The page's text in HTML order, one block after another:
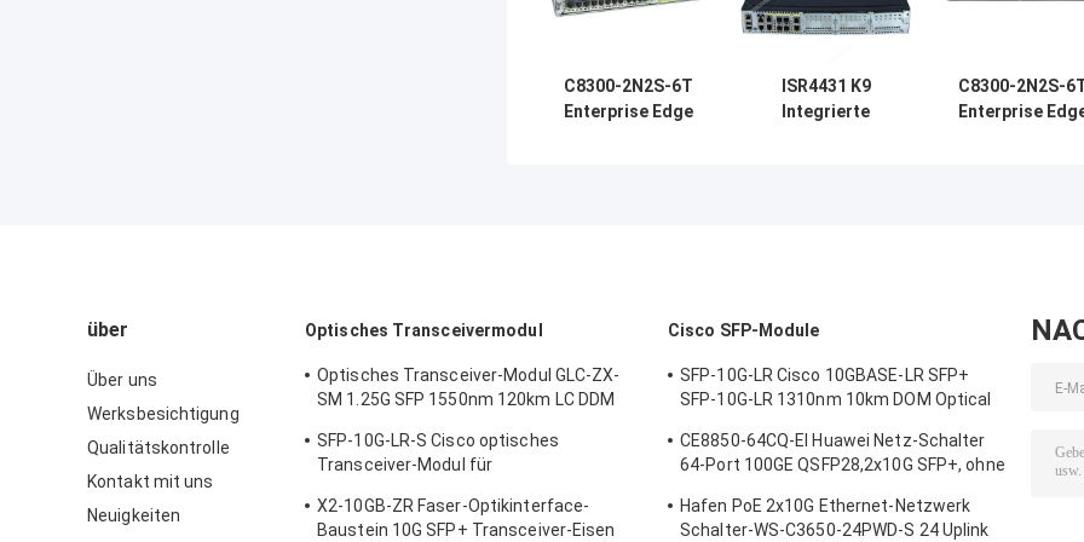
C8300-2N2S-6T
Enterprise Edge
ISR4431 K9
Integrierte
C8300-2N2S-
Enterprise
WAN bereit
über
Über uns
Werksbesichtigung
Qualitätskontrolle
Kontakt mit uns
Neuigkeiten
Optisches Transceivermodul
Optisches Transceiver-Modul GLC-ZX-
SM 1.25G SFP 1550nm 120km LC DDM
SFP-10G-LR-S Cisco optisches
Transceiver-Modul für
Verdrahtungs-Wandschrank
X2-10GB-ZR Faser-Optikinterface-
Baustein 10G SFP+ Transceiver-Eisen
Cisco SFP-Module
SFP-10G-LR Cisco 10GBASE-LR SFP+
SFP-10G-LR 1310nm 10km DOM Optical
CE8850-64CQ-EI Huawei Netz-Schalter
64-Port 100GE QSFP28,2x10G SFP+, ohne
Hafen PoE 2x10G Ethernet-Netzwerk
Schalter-WS-C3650-24PWD-S 24 Uplink